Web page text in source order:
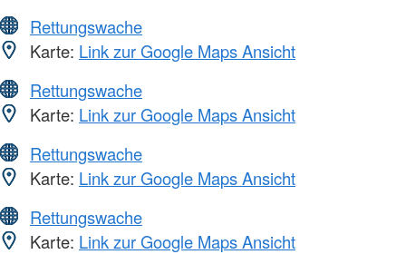
Rettungswache
Karte: Link zur Google Maps Ansicht
Rettungswache
Karte: Link zur Google Maps Ansicht
Rettungswache
Karte: Link zur Google Maps Ansicht
Rettungswache
Karte: Link zur Google Maps Ansicht